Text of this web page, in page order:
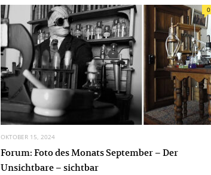
OKTOBER 15, 2024
0
Forum: Foto des Monats September – Der
Unsichtbare – sichtbar